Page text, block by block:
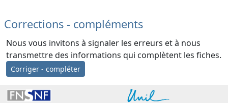
Corrections - compléments
Nous vous invitons à signaler les erreurs et à nous
transmettre des informations qui complètent les fiches.
Corriger - compléter